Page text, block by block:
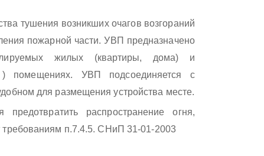
тушения возникших очагов возгораний
пожарной части. УВП предназначено
жилых (квартиры, дома) и
помещениях. УВП подсоединяется с
для размещения устройства месте.
распространение огня,
п.7.4.5. СНиП 31-01-2003